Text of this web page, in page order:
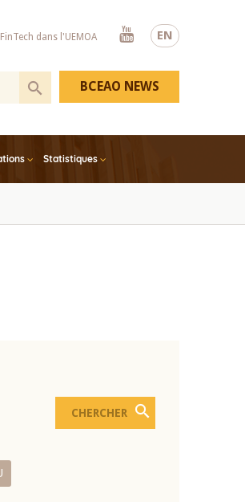
EN
FinTech dans l'UEMOA
Youtube
Statistiques
BCEAO NEWS